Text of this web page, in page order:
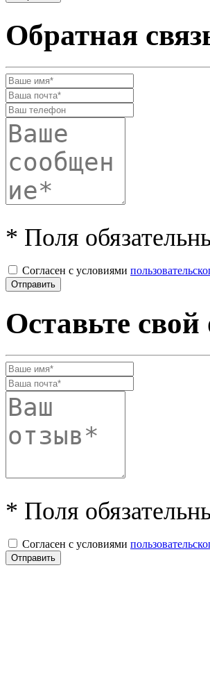
Обратная
* Поля
Согласен с условиями
Оставьте свой
* Поля
Согласен с условиями